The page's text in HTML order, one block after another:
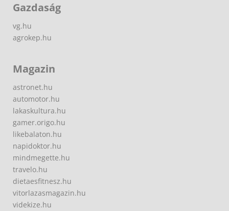
Gazdaság
vg.hu
agrokep.hu
Magazin
astronet.hu
automotor.hu
lakaskultura.hu
gamer.origo.hu
likebalaton.hu
napidoktor.hu
mindmegette.hu
travelo.hu
dietaesfitnesz.hu
vitorlazasmagazin.hu
videkize.hu